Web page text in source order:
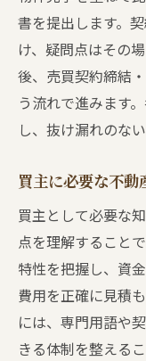
書を提出します。
け、疑問点はその
後、売買契約締結
う流れで進みます
し、抜け漏れのな
買主に必要な不
買主として必要な
点を理解すること
特性を把握し、資
費用を正確に見積
には、専門用語や
きる体制を整える